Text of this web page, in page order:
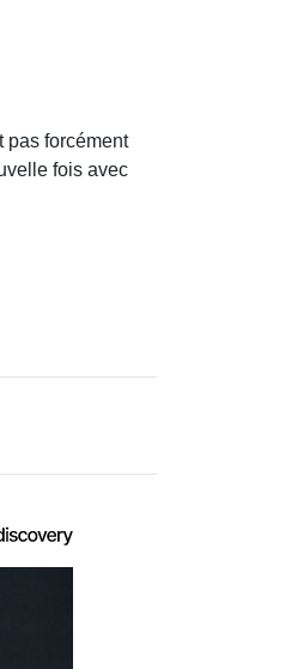
pas forcément
fois avec